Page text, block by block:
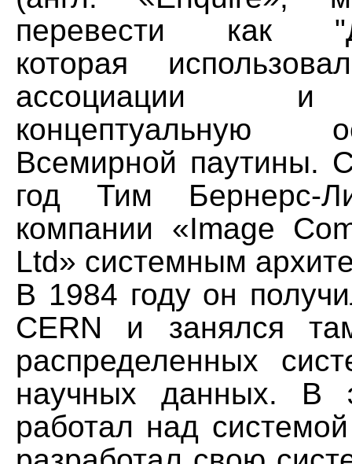
перевести как
которая
ассоциации и
концептуальную
Всемирной паутины.
год Тим Бернерс-
компании «Image
Ltd» системным
В 1984 году он
CERN и занялся
распределенных
научных данных. В
работал над